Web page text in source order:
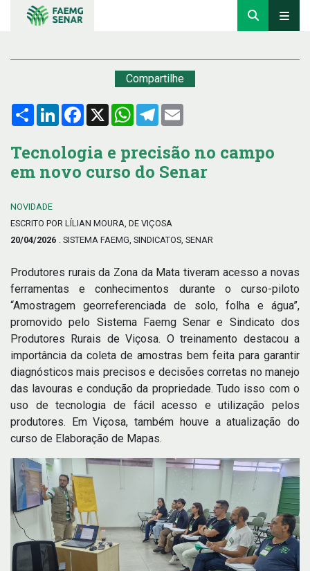
Compartilhe
Compartilhar
LinkedInFacebook
X WhatsApp
Telegram
Tecnologia e precisão no campo
em novo curso do Senar
NOVIDADE
ESCRITO POR LÍLIAN MOURA, DE VIÇOSA
20/04/2026 . SISTEMA FAEMG, SINDICATOS, SENAR
Produtores rurais da Zona da Mata tiveram acesso a novas
ferramentas e conhecimentos durante o curso-piloto
“Amostragem georreferenciada de solo, folha e água”,
promovido pelo Sistema Faemg Senar e Sindicato dos
Produtores Rurais de Viçosa. O treinamento destacou a
importância da coleta de amostras bem feita para garantir
diagnósticos mais precisos e decisões corretas no manejo
das lavouras e condução da propriedade. Tudo isso com o
uso de tecnologia de fácil acesso e utilização pelos
produtores. Em Viçosa, também houve a atualização do
curso de Elaboração de Mapas.